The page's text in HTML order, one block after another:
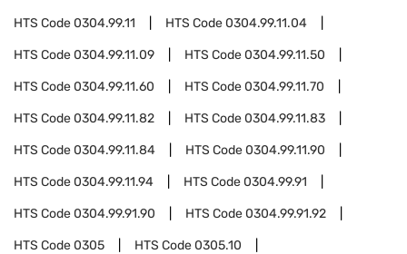
HTS Code0304.99.11 HTS Code0304.99.11.04
HTS Code0304.99.11.09 HTS Code0304.99.11.50
HTS Code0304.99.11.60 HTS Code0304.99.11.70
HTS Code0304.99.11.82 HTS Code0304.99.11.83
HTS Code0304.99.11.84 HTS Code0304.99.11.90
HTS Code0304.99.11.94 HTS Code0304.99.91
HTS Code0304.99.91.90 HTS Code0304.99.91.92
HTS Code0305 HTS Code0305.10